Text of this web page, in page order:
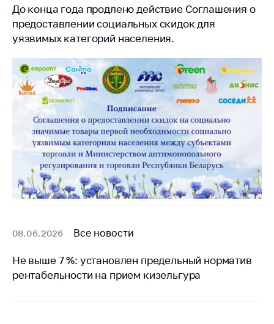
Общественное
обсуждение
Маркировка
товаров
Упрощение условий
ведения бизнеса
Рекомендации по
предотвращению
распространения
COVID-19 для
субъектов торговли,
обслуживания
Обучение по
вопросам
антимонопольного
До конца года продлено действие Соглашения о
предоставлении социальных скидок для
уязвимых категорий населения.
08.06.2026 Все новости
Не выше 7 %: установлен предельный норматив
рентабельности на прием кизельгура